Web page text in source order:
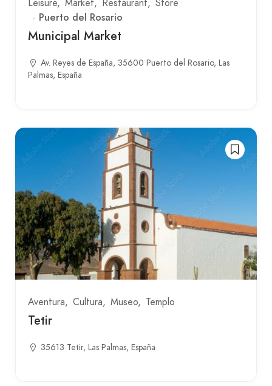
Leisure Market Restaurant Store
Puerto del Rosario
Municipal Market
Av. Reyes de España, 35600 Puerto del Rosario, Las
Palmas, España
Aventura Cultura Museo Templo
Tetir
35613 Tetir, Las Palmas, España